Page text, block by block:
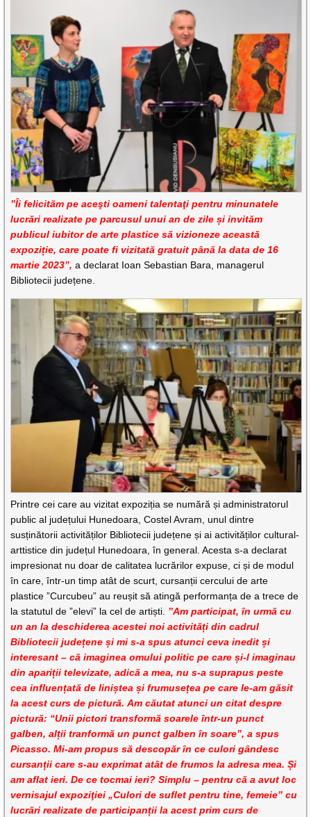
”Îi felicităm pe aceşti oameni talentaţi pentru minunatele
lucrări realizate pe parcusul unui an de zile și invităm
publicul iubitor de arte plastice să vizioneze această
expoziție, care poate fi vizitată gratuit până la data de 16
martie 2023”, a declarat Ioan Sebastian Bara, managerul
Bibliotecii județene.
Printre cei care au vizitat expoziția se numără și administratorul
public al județului Hunedoara, Costel Avram, unul dintre
susținătorii activităților Bibliotecii județene și ai activităților cultural-
arttistice din județul Hunedoara, în general. Acesta s-a declarat
impresionat nu doar de calitatea lucrărilor expuse, ci și de modul
în care, într-un timp atât de scurt, cursanții cercului de arte
plastice ”Curcubeu” au reușit să atingă performanța de a trece de
la statutul de ”elevi” la cel de artiști. ”Am participat, în urmă cu
un an la deschiderea acestei noi activități din cadrul
Bibliotecii județene și mi s-a spus atunci ceva inedit și
interesant – că imaginea omului politic pe care și-l imaginau
din apariții televizate, adică a mea, nu s-a suprapus peste
cea influențată de liniștea și frumusețea pe care le-am găsit
la acest curs de pictură. Am căutat atunci un citat despre
pictură: “Unii pictori transformă soarele într-un punct
galben, alții tranformă un punct galben în soare”, a spus
Picasso. Mi-am propus să descopăr în ce culori gândesc
cursanții care s-au exprimat atât de frumos la adresa mea. Și
am aflat ieri. De ce tocmai ieri? Simplu – pentru că a avut loc
vernisajul expoziţiei „Culori de suflet pentru tine, femeie” cu
lucrări realizate de participanții la acest prim curs de